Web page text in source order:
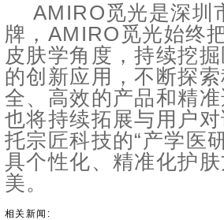
AMIRO觅光是深圳
牌，AMIRO觅光始终
皮肤学角度，持续挖
的创新应用，不断探
全、高效的产品和精
也将持续拓展与用户
托宗匠科技的“产学医
具个性化、精准化护
美。
相关新闻: